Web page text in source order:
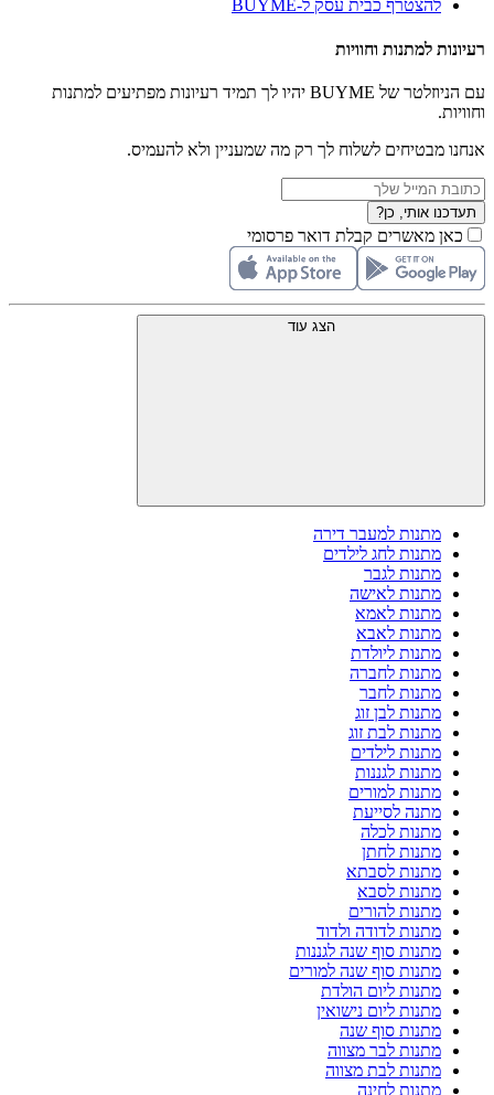
להצטרף כבית עסק ל-BUYME
רעיונות למתנות וחוויות
עם הניוזלטר של BUYME יהיו לך תמיד רעיונות מפתיעים למתנות
וחוויות.
אנחנו מבטיחים לשלוח לך רק מה שמעניין ולא להעמיס.
תעדכנו אותי, כן?
כאן מאשרים קבלת דואר פרסומי
הצג עוד
מתנות למעבר דירה
מתנות לחג לילדים
מתנות לגבר
מתנות לאישה
מתנות לאמא
מתנות לאבא
מתנות ליולדת
מתנות לחברה
מתנות לחבר
מתנות לבן זוג
מתנות לבת זוג
מתנות לילדים
מתנות לגננות
מתנות למורים
מתנה לסייעת
מתנות לכלה
מתנות לחתן
מתנות לסבתא
מתנות לסבא
מתנות להורים
מתנות לדודה ולדוד
מתנות סוף שנה לגננות
מתנות סוף שנה למורים
מתנות ליום הולדת
מתנות ליום נישואין
מתנות סוף שנה
מתנות לבר מצווה
מתנות לבת מצווה
מתנות לחינה